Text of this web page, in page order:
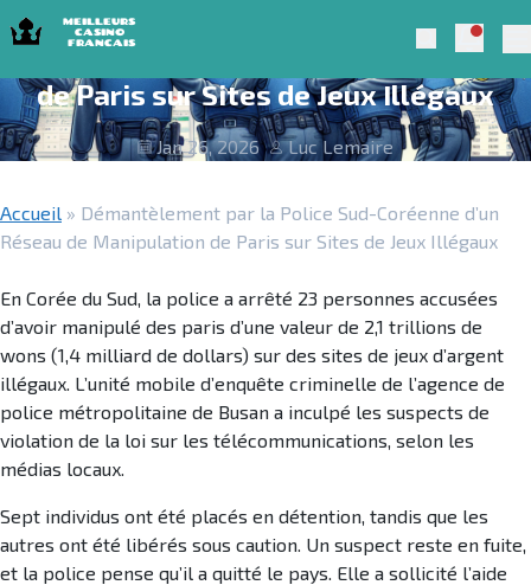
Skip to navigation
Skip to content
Meilleurs Casino Francais 2025
Search
Démantèlement par la Police Sud-
Coréenne d’un Réseau de Manipulation
de Paris sur Sites de Jeux Illégaux
Jan 26, 2026 Luc Lemaire
Accueil » Démantèlement par la Police Sud-Coréenne d’un
Réseau de Manipulation de Paris sur Sites de Jeux Illégaux
En Corée du Sud, la police a arrêté 23 personnes accusées
d’avoir manipulé des paris d’une valeur de 2,1 trillions de
wons (1,4 milliard de dollars) sur des sites de jeux d’argent
illégaux. L’unité mobile d’enquête criminelle de l’agence de
police métropolitaine de Busan a inculpé les suspects de
violation de la loi sur les télécommunications, selon les
médias locaux.
Sept individus ont été placés en détention, tandis que les
autres ont été libérés sous caution. Un suspect reste en fuite,
et la police pense qu’il a quitté le pays. Elle a sollicité l’aide